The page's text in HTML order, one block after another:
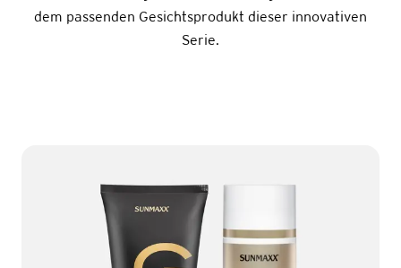
dem passenden Gesichtsprodukt dieser innovativen
Serie.